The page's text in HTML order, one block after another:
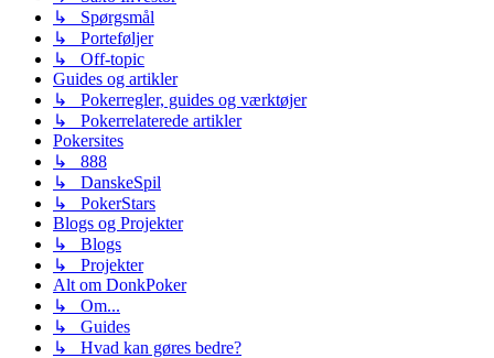
↳ Spørgsmål
↳ Porteføljer
↳ Off-topic
Guides og artikler
↳ Pokerregler, guides og værktøjer
↳ Pokerrelaterede artikler
Pokersites
↳ 888
↳ DanskeSpil
↳ PokerStars
Blogs og Projekter
↳ Blogs
↳ Projekter
Alt om DonkPoker
↳ Om...
↳ Guides
↳ Hvad kan gøres bedre?